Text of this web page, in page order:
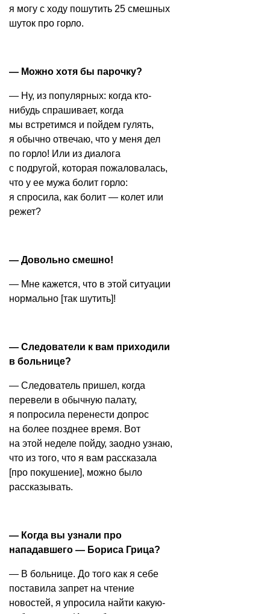
я могу с ходу пошутить 25 смешных
шуток про горло.
— Можно хотя бы парочку?
— Ну, из популярных: когда кто-
нибудь спрашивает, когда
мы встретимся и пойдем гулять,
я обычно отвечаю, что у меня дел
по горло! Или из диалога
с подругой, которая пожаловалась,
что у ее мужа болит горло:
я спросила, как болит — колет или
режет?
— Довольно смешно!
— Мне кажется, что в этой ситуации
нормально [так шутить]!
— Следователи к вам приходили
в больнице?
— Следователь пришел, когда
перевели в обычную палату,
я попросила перенести допрос
на более позднее время. Вот
на этой неделе пойду, заодно узнаю,
что из того, что я вам рассказала
[про покушение], можно было
рассказывать.
— Когда вы узнали про
нападавшего — Бориса Грица?
— В больнице. До того как я себе
поставила запрет на чтение
новостей, я упросила найти какую-